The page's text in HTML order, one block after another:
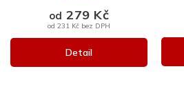
od 231 Kč bez DPH
od 279 Kč
Detail